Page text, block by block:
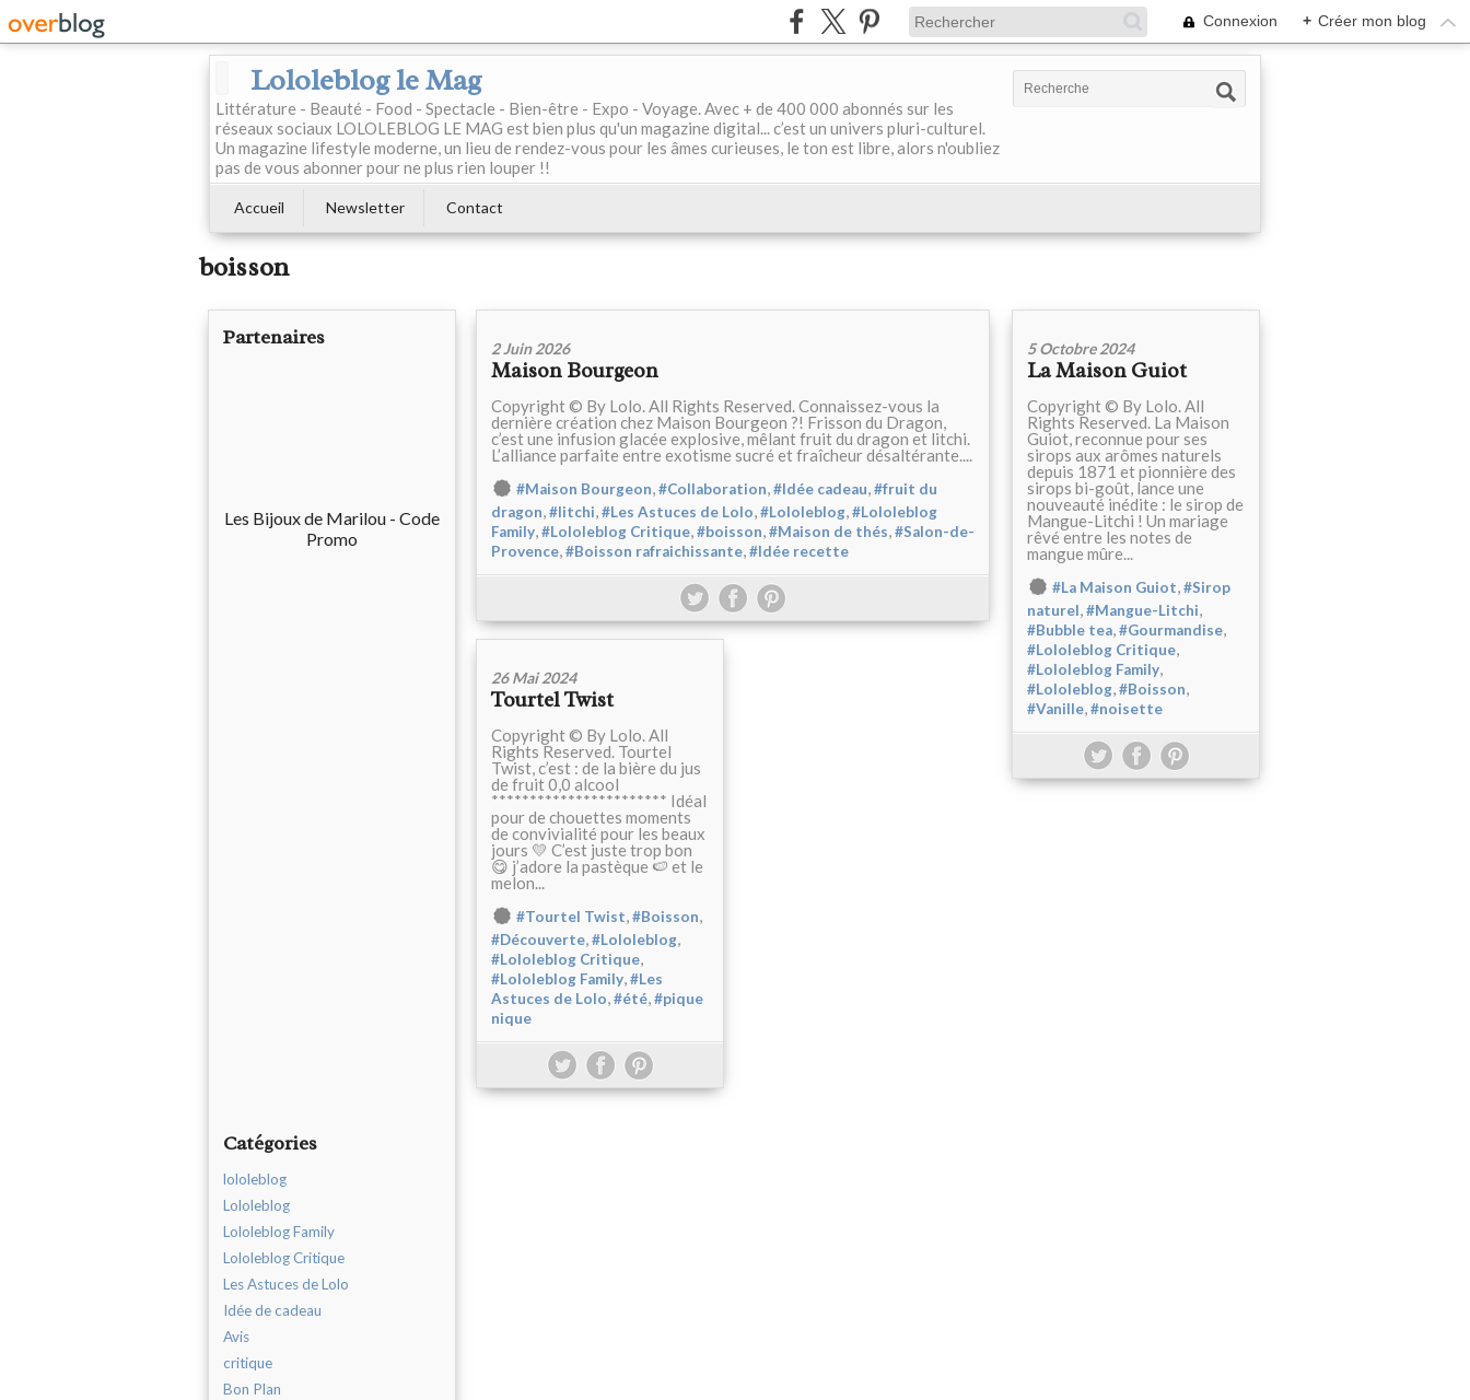
Connexion + Créer mon blog
Lololeblog le Mag
Littérature - Beauté - Food - Spectacle - Bien-être - Expo - Voyage. Avec + de 400 000 abonnés sur les
réseaux sociaux LOLOLEBLOG LE MAG est bien plus qu'un magazine digital... c’est un univers pluri-culturel.
Un magazine lifestyle moderne, un lieu de rendez-vous pour les âmes curieuses, le ton est libre, alors n'oubliez
pas de vous abonner pour ne plus rien louper !!
Accueil Newsletter Contact
boisson
Partenaires
Les Bijoux de Marilou - Code
Promo
Catégories
lololeblog
Lololeblog
Lololeblog Family
Lololeblog Critique
Les Astuces de Lolo
Idée de cadeau
Avis
critique
Bon Plan
2 Juin 2026
Maison Bourgeon
Copyright © By Lolo. All Rights Reserved. Connaissez-vous la
dernière création chez Maison Bourgeon ?! Frisson du Dragon,
c’est une infusion glacée explosive, mêlant fruit du dragon et litchi.
L’alliance parfaite entre exotisme sucré et fraîcheur désaltérante....
#Maison Bourgeon,#Collaboration,#Idée cadeau,#fruit du
dragon,#litchi,#Les Astuces de Lolo,#Lololeblog,#Lololeblog
Family,#Lololeblog Critique,#boisson,#Maison de thés,#Salon-de-
Provence,#Boisson rafraichissante,#Idée recette
5 Octobre 2024
La Maison Guiot
Copyright © By Lolo. All
Rights Reserved. La Maison
Guiot, reconnue pour ses
sirops aux arômes naturels
depuis 1871 et pionnière des
sirops bi-goût, lance une
nouveauté inédite : le sirop de
Mangue-Litchi ! Un mariage
rêvé entre les notes de
mangue mûre...
#La Maison Guiot,#Sirop
naturel,#Mangue-Litchi,
#Bubble tea,#Gourmandise,
#Lololeblog Critique,
#Lololeblog Family,
#Lololeblog,#Boisson,
#Vanille,#noisette
26 Mai 2024
Tourtel Twist
Copyright © By Lolo. All
Rights Reserved. Tourtel
Twist, c’est : de la bière du jus
de fruit 0,0 alcool
*********************** Idéal
pour de chouettes moments
de convivialité pour les beaux
jours 💛 C’est juste trop bon
😋 j’adore la pastèque 🍉 et le
melon...
#Tourtel Twist,#Boisson,
#Découverte,#Lololeblog,
#Lololeblog Critique,
#Lololeblog Family,#Les
Astuces de Lolo,#été,#pique
nique